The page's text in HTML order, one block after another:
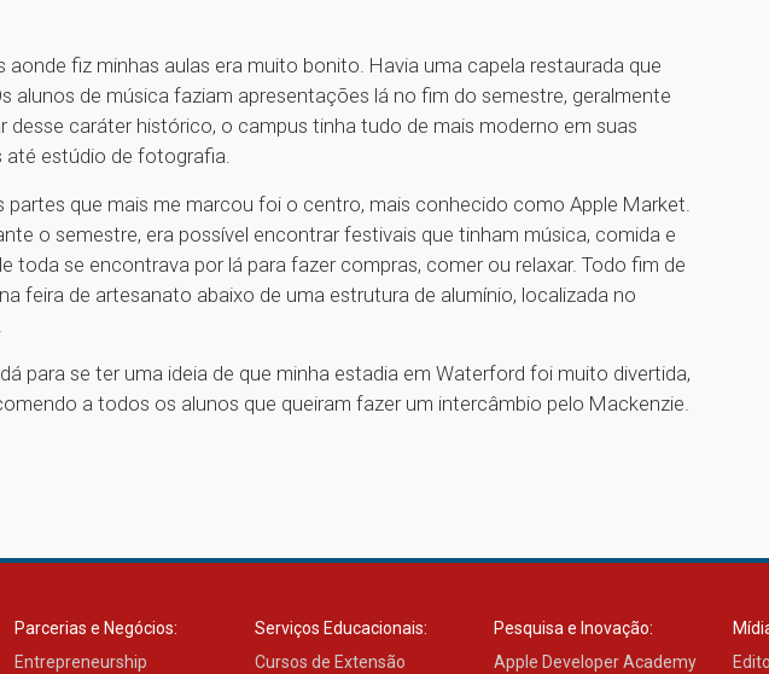
aonde fiz minhas aulas era muito bonito. Havia uma capela restaurada que
alunos de música faziam apresentações lá no fim do semestre, geralmente
desse caráter histórico, o campus tinha tudo de mais moderno em suas
até estúdio de fotografia.
partes que mais me marcou foi o centro, mais conhecido como Apple Market.
o semestre, era possível encontrar festivais que tinham música, comida e
toda se encontrava por lá para fazer compras, comer ou relaxar. Todo fim de
feira de artesanato abaixo de uma estrutura de alumínio, localizada no
para se ter uma ideia de que minha estadia em Waterford foi muito divertida,
a todos os alunos que queiram fazer um intercâmbio pelo Mackenzie.
Parcerias e Negócios:
Entrepreneurship
Serviços Educacionais:
Cursos de Extensão
Pesquisa e Inovação:
Apple Developer Academy